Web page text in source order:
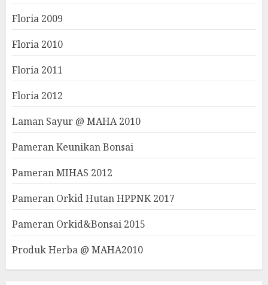
Floria 2009
Floria 2010
Floria 2011
Floria 2012
Laman Sayur @ MAHA 2010
Pameran Keunikan Bonsai
Pameran MIHAS 2012
Pameran Orkid Hutan HPPNK 2017
Pameran Orkid&Bonsai 2015
Produk Herba @ MAHA2010